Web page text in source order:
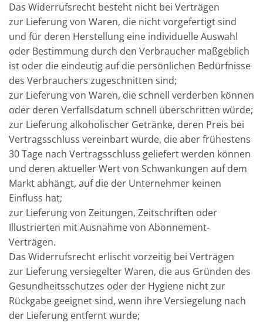
Das Widerrufsrecht besteht nicht bei Verträgen
zur Lieferung von Waren, die nicht vorgefertigt sind
und für deren Herstellung eine individuelle Auswahl
oder Bestimmung durch den Verbraucher maßgeblich
ist oder die eindeutig auf die persönlichen Bedürfnisse
des Verbrauchers zugeschnitten sind;
zur Lieferung von Waren, die schnell verderben können
oder deren Verfallsdatum schnell überschritten würde;
zur Lieferung alkoholischer Getränke, deren Preis bei
Vertragsschluss vereinbart wurde, die aber frühestens
30 Tage nach Vertragsschluss geliefert werden können
und deren aktueller Wert von Schwankungen auf dem
Markt abhängt, auf die der Unternehmer keinen
Einfluss hat;
zur Lieferung von Zeitungen, Zeitschriften oder
Illustrierten mit Ausnahme von Abonnement-
Verträgen.
Das Widerrufsrecht erlischt vorzeitig bei Verträgen
zur Lieferung versiegelter Waren, die aus Gründen des
Gesundheitsschutzes oder der Hygiene nicht zur
Rückgabe geeignet sind, wenn ihre Versiegelung nach
der Lieferung entfernt wurde;